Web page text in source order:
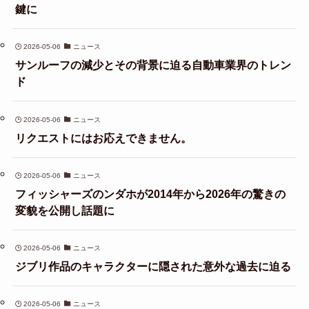
鍵に
2026-05-06 ニュース
サンルーフの減少とその背景に迫る自動車業界のトレン
ド
2026-05-06 ニュース
リクエストにはお応えできません。
2026-05-06 ニュース
フィッシャーズのンダホが2014年から2026年の驚きの
変貌を公開し話題に
2026-05-06 ニュース
ジブリ作品のキャラクターに隠された意外な過去に迫る
2026-05-06 ニュース